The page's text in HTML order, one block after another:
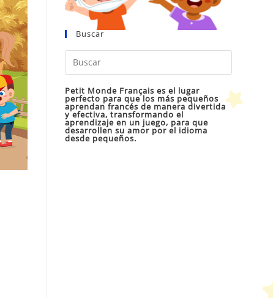
Buscar
Escape
cerrar
Petit Monde Français es el lugar
perfecto para que los más pequeños
aprendan francés de manera divertida
y efectiva, transformando el
aprendizaje en un juego, para que
desarrollen su amor por el idioma
desde pequeños.